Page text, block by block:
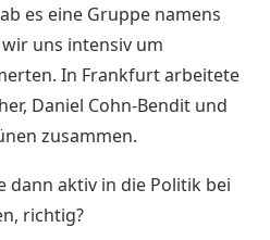
es eine Gruppe namens
uns intensiv um
In Frankfurt arbeitete
Daniel Cohn-Bendit und
zusammen.
dann aktiv in die Politik bei
richtig?